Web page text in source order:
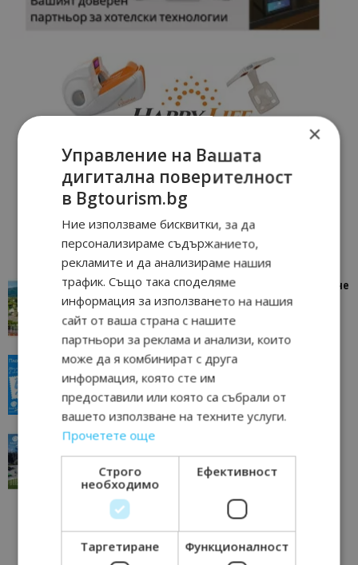
“Пощенска картичка от…”: Петрич – Изживяване
отвъд очакваното
Петрич 11/07/2026 11:22
“Пощенска картичка от…”: Пловдив, градът на
всички времена
Пловдив 23/06/2026 10:00
“Пощенска картичка от…”: Перник – град на
традициите, културата и вдъхновяващите...
Перник 17/06/2026 09:01
×
Управление на Вашата
дигитална поверителност
в Bgtourism.bg
Ние използваме бисквитки, за да
персонализираме съдържанието,
рекламите и да анализираме нашия
трафик. Също така споделяме
информация за използването на нашия
сайт от ваша страна с нашите
партньори за реклама и анализи, които
може да я комбинират с друга
информация, която сте им
предоставили или която са събрали от
вашето използване на техните услуги.
Прочетете още
Строго
необходимо
Ефективност
Таргетиране Функционалност